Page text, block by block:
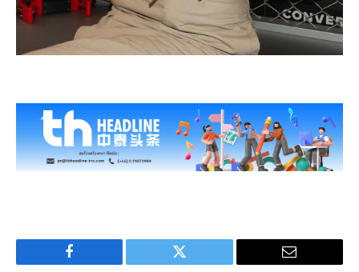
Facebook Twitter Email